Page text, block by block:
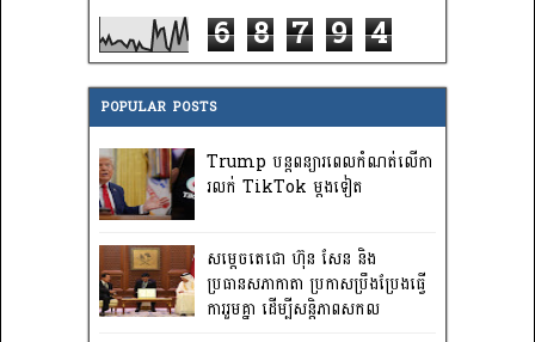
6 8 7 9 4
POPULAR POSTS
Trump បន្តពន្យារពេលកំណត់លើកា
រលក់ TikTok ម្តងទៀត
សម្តេចតេជោ ហ៊ុន សែន និង
ប្រធានសភាកាតា ប្រកាសប្រឹងប្រែងធ្វើ
ការ​រួមគ្នា ដើម្បីសន្តិភាពសកល